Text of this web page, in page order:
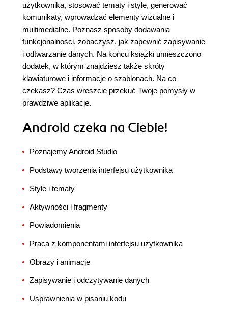
użytkownika, stosować tematy i style, generować
komunikaty, wprowadzać elementy wizualne i
multimedialne. Poznasz sposoby dodawania
funkcjonalności, zobaczysz, jak zapewnić zapisywanie
i odtwarzanie danych. Na końcu książki umieszczono
dodatek, w którym znajdziesz także skróty
klawiaturowe i informacje o szablonach. Na co
czekasz? Czas wreszcie przekuć Twoje pomysły w
prawdziwe aplikacje.
Android czeka na Ciebie!
Poznajemy Android Studio
Podstawy tworzenia interfejsu użytkownika
Style i tematy
Aktywności i fragmenty
Powiadomienia
Praca z komponentami interfejsu użytkownika
Obrazy i animacje
Zapisywanie i odczytywanie danych
Usprawnienia w pisaniu kodu